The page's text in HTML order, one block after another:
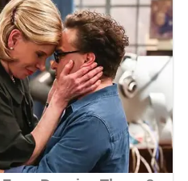
fait le maire du 1er
ce qui se passe. Est-ce
ce quartier autrement ? Pour
pas. Si vous avez des
pas qu’ils voient ça, parce
choses vraiment désolantes.
Louis tous les jours »,